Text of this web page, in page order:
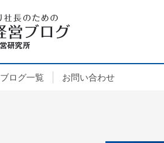
ブログ一覧 お問い合わせ